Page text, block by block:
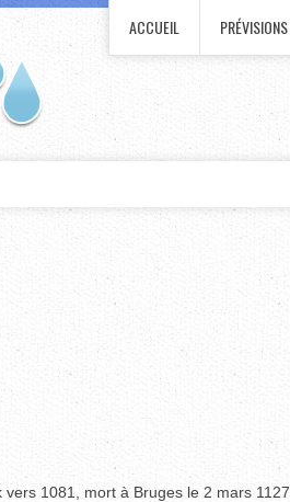
ACCUEIL PRÉVISIONS
1081, mort à Bruges le 2 mars